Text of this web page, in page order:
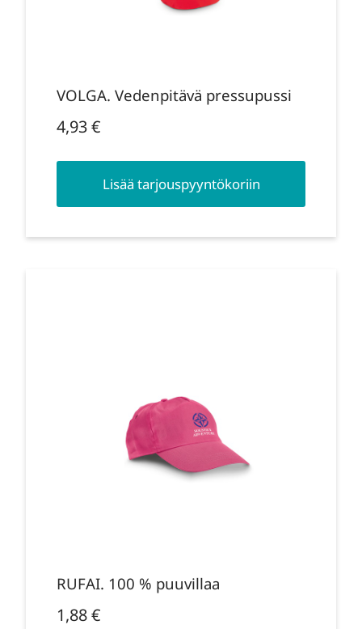
VOLGA. Vedenpitävä pressupussi
4,93€
Lisää tarjouspyyntökoriin
RUFAI. 100 % puuvillaa
1,88€